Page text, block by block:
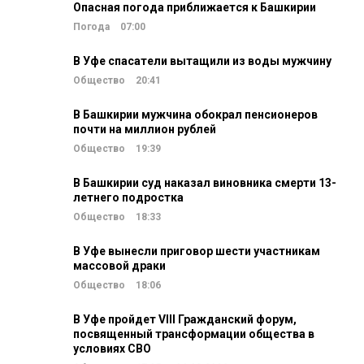
Опасная погода приближается к Башкирии
Погода 07:00
В Уфе спасатели вытащили из воды мужчину
Общество 20:41
В Башкирии мужчина обокрал пенсионеров
почти на миллион рублей
Общество 19:39
В Башкирии суд наказал виновника смерти 13-
летнего подростка
Общество 18:33
В Уфе вынесли приговор шести участникам
массовой драки
Общество 18:06
В Уфе пройдет VIII Гражданский форум,
посвященный трансформации общества в
условиях СВО